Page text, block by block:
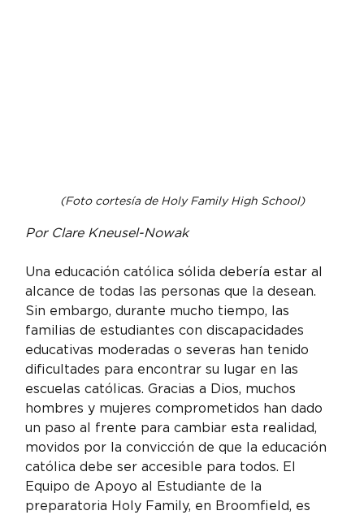
(Foto cortesía de Holy Family High School)
Por Clare Kneusel-Nowak
Una educación católica sólida debería estar al
alcance de todas las personas que la desean.
Sin embargo, durante mucho tiempo, las
familias de estudiantes con discapacidades
educativas moderadas o severas han tenido
dificultades para encontrar su lugar en las
escuelas católicas. Gracias a Dios, muchos
hombres y mujeres comprometidos han dado
un paso al frente para cambiar esta realidad,
movidos por la convicción de que la educación
católica debe ser accesible para todos. El
Equipo de Apoyo al Estudiante de la
preparatoria Holy Family, en Broomfield, es